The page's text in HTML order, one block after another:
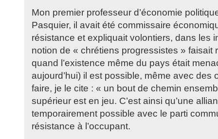
Mon premier professeur d’économie
Pasquier, il avait été commissaire
résistance et expliquait volontiers, dans les
notion de « chrétiens progressistes » faisait
quand l’existence même du pays était
aujourd’hui) il est possible, même avec des
faire, je le cite : « un bout de chemin
supérieur est en jeu. C’est ainsi qu’une
temporairement possible avec le parti
résistance à l’occupant.